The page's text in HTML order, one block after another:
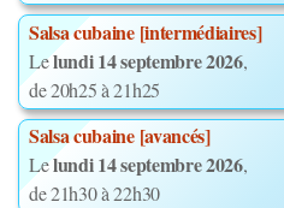
Salsa cubaine [intermédiaires]
Lelundi 14 septembre 2026,
de 20h25 à 21h25
Salsa cubaine [avancés]
Lelundi 14 septembre 2026,
de 21h30 à 22h30